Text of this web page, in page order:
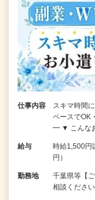
仕事内容
スキマ時間
ペースで
━ ▼ こん
給与
時給1,500円
円）
勤務地
千葉県等【
相談ください